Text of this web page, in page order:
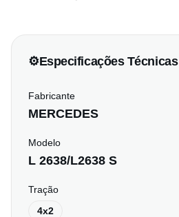
⚙️Especificações Técnicas
Fabricante
MERCEDES
Modelo
L 2638/L2638 S
Tração
4x2